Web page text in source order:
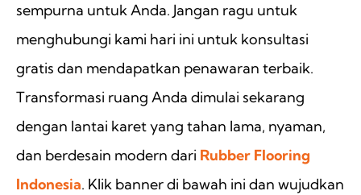
sempurna untuk Anda. Jangan ragu untuk
menghubungi kami hari ini untuk konsultasi
gratis dan mendapatkan penawaran terbaik.
Transformasi ruang Anda dimulai sekarang
dengan lantai karet yang tahan lama, nyaman,
dan berdesain modern dari Rubber Flooring
Indonesia. Klik banner di bawah ini dan wujudkan